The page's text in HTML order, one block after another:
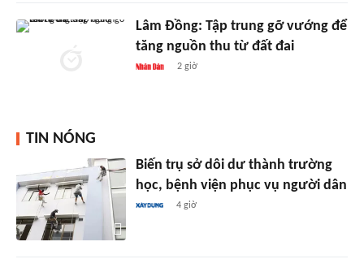
Lâm Đồng: Tập trung gỡ vướng để
tăng nguồn thu từ đất đai
2 giờ
TIN NÓNG
Biến trụ sở dôi dư thành trường
học, bệnh viện phục vụ người dân
4 giờ